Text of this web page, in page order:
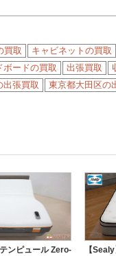
買取 キャビネットの買取
ボードの買取 出張買取
出張買取 東京都大田区の
ンピュール Zero-
【